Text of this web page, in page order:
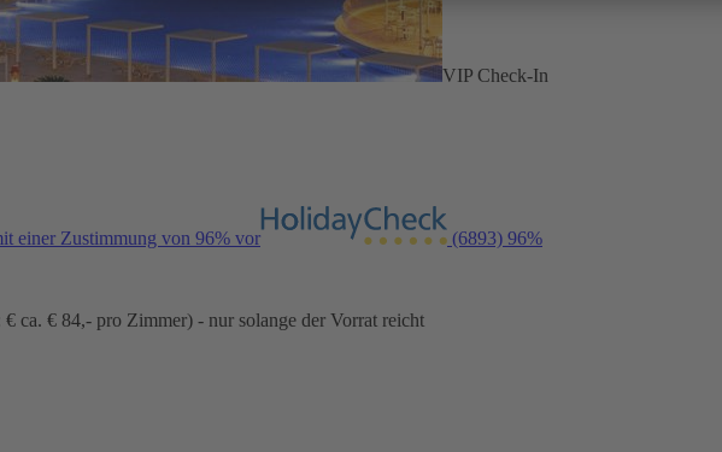
VIP Check-In
einer Zustimmung von 96% vor (6893) 96%
ca. € 84,- pro Zimmer) - nur solange der Vorrat reicht